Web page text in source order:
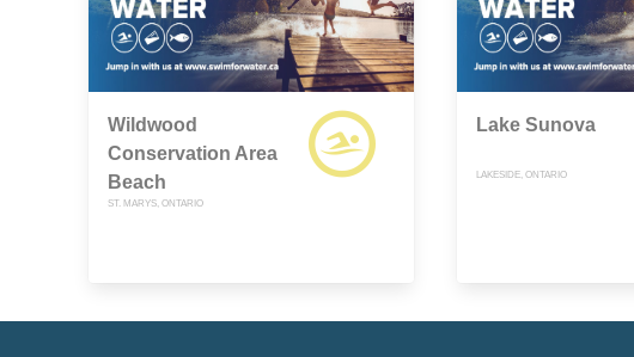
Wildwood
Conservation Area
Beach
ST. MARYS, ONTARIO
Lake Sunova
LAKESIDE, ONTARIO